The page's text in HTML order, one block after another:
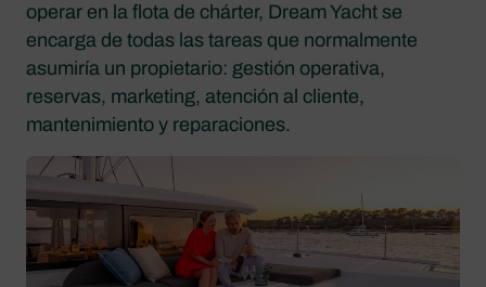
operar en la flota de chárter, Dream Yacht se
encarga de todas las tareas que normalmente
asumiría un propietario: gestión operativa,
reservas, marketing, atención al cliente,
mantenimiento y reparaciones.